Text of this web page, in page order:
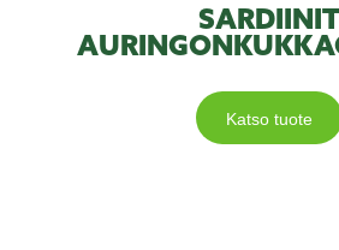
SARDIINIT
Katso tuote